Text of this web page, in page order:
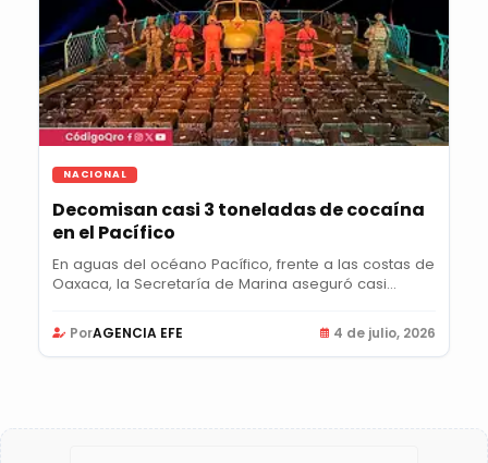
NACIONAL
Decomisan casi 3 toneladas de cocaína
en el Pacífico
En aguas del océano Pacífico, frente a las costas de
Oaxaca, la Secretaría de Marina aseguró casi...
PorAGENCIA EFE 4 de julio, 2026